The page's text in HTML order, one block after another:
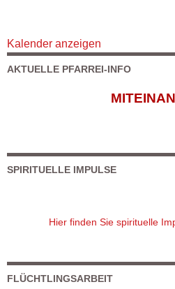
Kalender anzeigen
AKTUELLE PFARREI-INFO
SPIRITUELLE IMPULSE
Hier finden Sie spirituelle
FLÜCHTLINGSARBEIT